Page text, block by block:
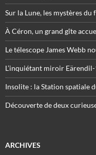
Sur la Lune, les mystères
À Céron, un grand gîte
Le télescope James Webb
L’inquiétant miroir
Insolite : la Station spatiale
Découverte de deux
ARCHIVES